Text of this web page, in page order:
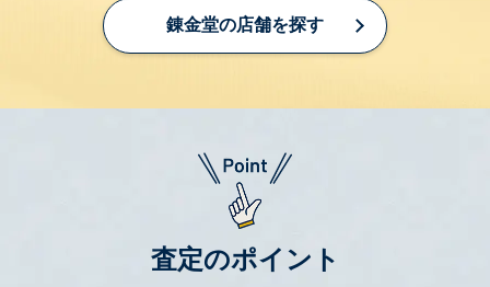
錬金堂の店舗を探す
査定のポイント